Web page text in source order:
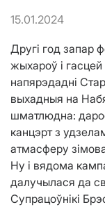
15.01.2024
Другі год запар
жыхароў і
напярэдадні
выхадныя на
шматлюдна:
канцэрт з
атмасферу
Ну і вядома
далучылася да
Супрацоўнікі